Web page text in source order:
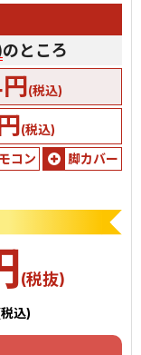
のところ
(税込)
(税込)
コン
脚カバー
(税抜)
込)